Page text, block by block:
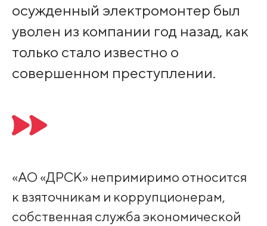
осужденный электромонтер был
уволен из компании год назад, как
только стало известно о
совершенном преступлении.
«АО «ДРСК» непримиримо относится
к взяточникам и коррупционерам,
собственная служба экономической